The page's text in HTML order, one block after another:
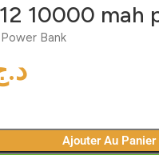
10000 mah
Power Bank
Ajouter Au Panier